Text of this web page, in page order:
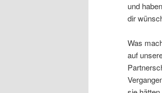
und
dir
Was
auf